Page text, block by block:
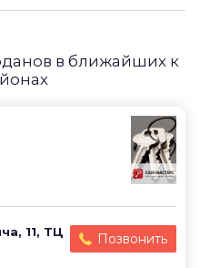
в ближайших к
11, ТЦ
Позвонить